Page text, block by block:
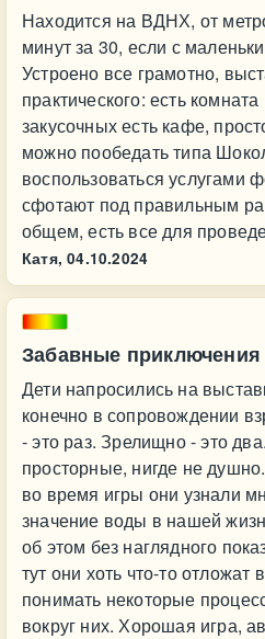
Находится на ВДНХ, от
минут за 30, если с
Устроено все грамотно,
практического: есть
закусочных есть кафе,
можно пообедать типа
воспользоваться услугами
сфотают под правильным
общем, есть все для
Катя, 04.10.2024
Забавные
Дети напросились на
конечно в сопровождении
- это раз. Зрелищно - это
просторные, нигде не
во время игры они узнали
значение воды в нашей
об этом без наглядного
тут они хоть что-то отложат
понимать некоторые
вокруг них. Хорошая игра,